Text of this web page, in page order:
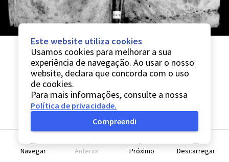
Navegar Anterior Próximo Descarregar
Este website utiliza cookies
Usamos cookies para melhorar a sua
experiência de navegação. Ao usar o nosso
website, declara que concorda com o uso
de cookies.
Para mais informações, consulte a nossa
Política de privacidade.
Compreendi